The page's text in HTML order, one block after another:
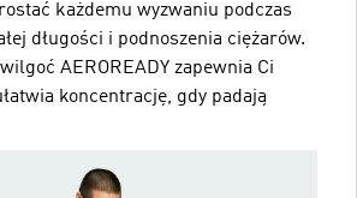
każdemu wyzwaniu podczas
długości i podnoszenia ciężarów.
AEROREADY zapewnia Ci
koncentrację, gdy padają